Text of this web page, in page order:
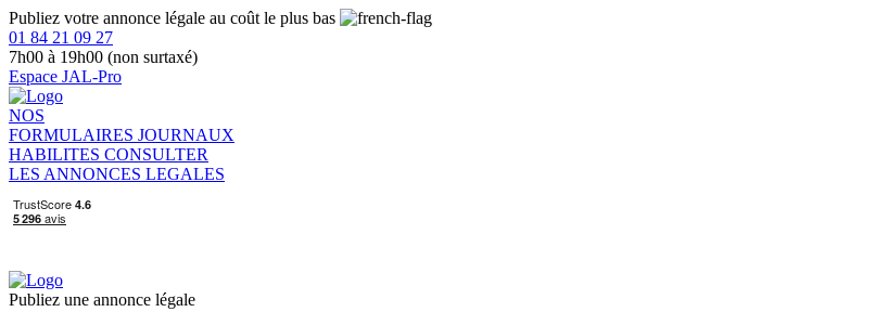
Publiez votre annonce légale au coût le plus bas
01 84 21 09 27
7h00 à 19h00 (non surtaxé)
Espace JAL-Pro
NOS
FORMULAIRES JOURNAUX
HABILITES CONSULTER
LES ANNONCES LEGALES
Publiez une annonce légale